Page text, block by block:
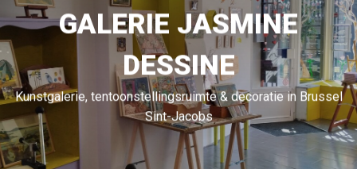
GALERIE JASMINE
DESSINE
Kunstgalerie, tentoonstellingsruimte & decoratie in Brussel
Sint-Jacobs